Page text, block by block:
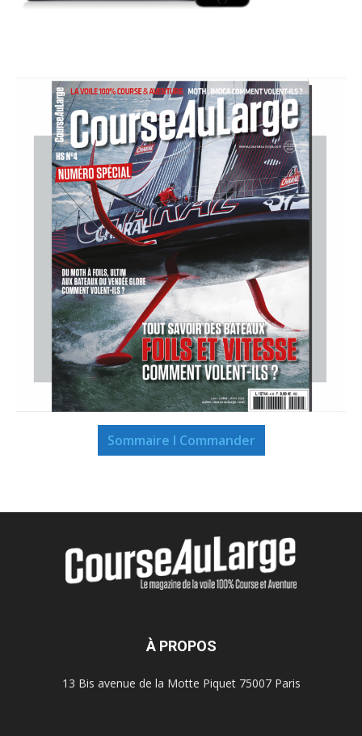
Sommaire I Commander
À PROPOS
13 Bis avenue de la Motte Piquet 75007 Paris